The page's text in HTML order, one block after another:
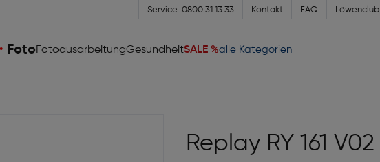
Service: 0800 31 13 33 Kontakt FAQ Löwenclub
FotoFotoausarbeitungGesundheitSALE %alle Kategorien
Replay RY 161 V02